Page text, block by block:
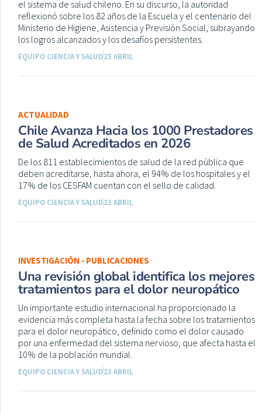
el sistema de salud chileno. En su discurso, la autoridad
reflexionó sobre los 82 años de la Escuela y el centenario del
Ministerio de Higiene, Asistencia y Previsión Social, subrayando
los logros alcanzados y los desafíos persistentes.
EQUIPO CIENCIA Y SALUD25 ABRIL
ACTUALIDAD
Chile Avanza Hacia los 1000 Prestadores
de Salud Acreditados en 2026
De los 811 establecimientos de salud de la red pública que
deben acreditarse, hasta ahora, el 94% de los hospitales y el
17% de los CESFAM cuentan con el sello de calidad.
EQUIPO CIENCIA Y SALUD23 ABRIL
INVESTIGACIÓN - PUBLICACIONES
Una revisión global identifica los mejores
tratamientos para el dolor neuropático
Un importante estudio internacional ha proporcionado la
evidencia más completa hasta la fecha sobre los tratamientos
para el dolor neuropático, definido como el dolor causado
por una enfermedad del sistema nervioso, que afecta hasta el
10% de la población mundial.
EQUIPO CIENCIA Y SALUD23 ABRIL